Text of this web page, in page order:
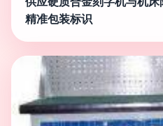
精准包装标识